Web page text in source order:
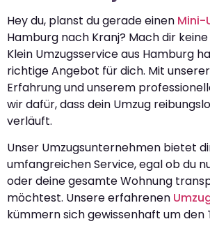
Hey du, planst du gerade einen Mini-
Hamburg nach Kranj? Mach dir
Klein Umzugsservice aus Hamburg
richtige Angebot für dich. Mit
Erfahrung und unserem
wir dafür, dass dein Umzug
verläuft.
Unser Umzugsunternehmen bietet
umfangreichen Service, egal ob du
oder deine gesamte Wohnung
möchtest. Unsere erfahrenen
kümmern sich gewissenhaft um den